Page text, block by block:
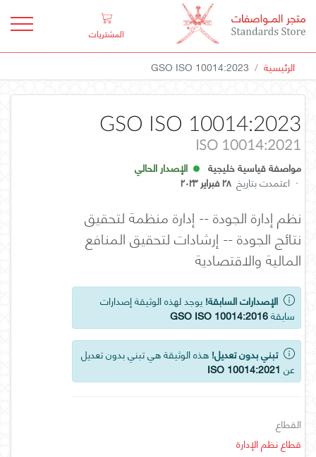
المشتريات
الرئيسية GSO ISO 10014:2023
GSO ISO 10014:2023
ISO 10014:2021
مواصفة قياسية خليجية
الإصدار الحالي
· اعتمدت بتاريخ ٢٨ فبراير ٢٠٢٣
نظم إدارة الجودة -- إدارة منظمة لتحقيق
نتائج الجودة -- إرشادات لتحقيق المنافع
المالية والاقتصادية
الإصدارات السابقة! يوجد لهذه الوثيقة إصدارات
سابقةGSO ISO 10014:2016
تبني بدون تعديل! هذه الوثيقة هي تبني بدون تعديل
عن ISO 10014:2021
القطاع
قطاع نظم الإدارة